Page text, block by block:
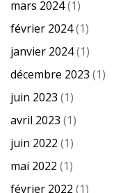
mars 2024(1)
février 2024(1)
janvier 2024(1)
décembre 2023 (1)
juin 2023 (1)
avril 2023 (1)
juin 2022 (1)
mai 2022 (1)
février 2022 (1)